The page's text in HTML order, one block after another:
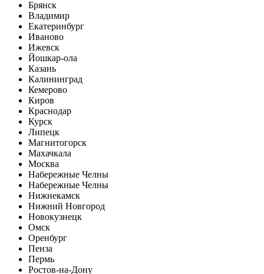
Брянск
Владимир
Екатеринбург
Иваново
Ижевск
Йошкар-ола
Казань
Калининград
Кемерово
Киров
Краснодар
Курск
Липецк
Магнитогорск
Махачкала
Москва
Набережные Челны
Набережные Челны
Нижнекамск
Нижний Новгород
Новокузнецк
Омск
Оренбург
Пенза
Пермь
Ростов-на-Дону